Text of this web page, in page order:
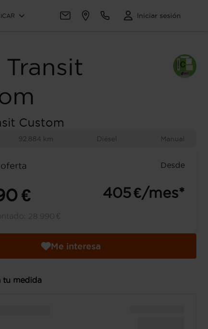
Iniciar sesión
Transit
Custom
92.884 km Diésel Manual
Desde
€ 405 €/mes*
28.990 €
Me interesa
tu medida